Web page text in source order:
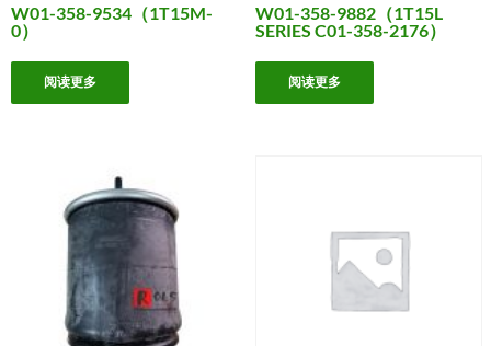
W01-358-9534（1T15M-
0）
阅读更多
W01-358-9882（1T15L
SERIES C01-358-2176）
阅读更多